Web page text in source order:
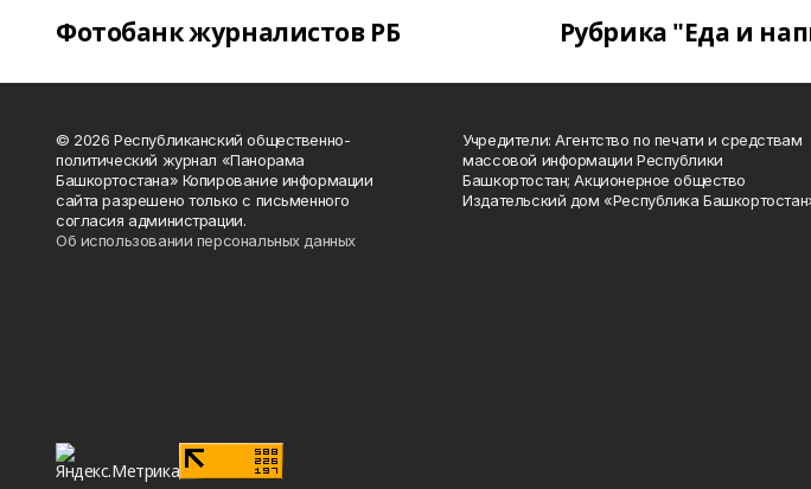
Фотобанк журналистов РБ Рубрика "Еда и
© 2026 Республиканский общественно-
политический журнал «Панорама
Башкортостана» Копирование информации
сайта разрешено только с письменного
согласия администрации.
Об использовании персональных данных
Учредители: Агентство по печати и средствам
массовой информации Республики
Башкортостан; Акционерное общество
Издательский дом «Республика